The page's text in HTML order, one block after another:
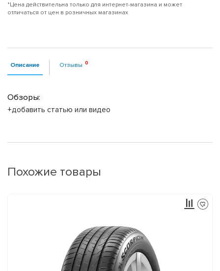
*Цена действительна только для интернет-магазина и может
отличаться от цен в розничных магазинах
Описание Отзывы
Обзоры:
+добавить статью или видео
Похожие товары